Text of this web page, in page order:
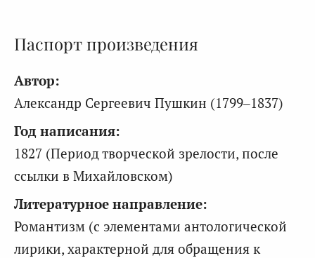
Паспорт произведения
Автор:
Александр Сергеевич Пушкин (1799–1837)
Год написания:
1827 (Период творческой зрелости, после
ссылки в Михайловском)
Литературное направление:
Романтизм (с элементами антологической
лирики, характерной для обращения к